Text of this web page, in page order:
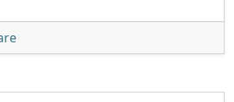
zu Miitomo wird eingestellt